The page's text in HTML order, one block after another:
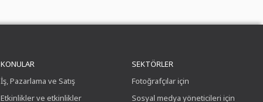
KONULAR
İş, Pazarlama ve Satış
Etkinlikler ve etkinlikler
SEKTÖRLER
Fotoğrafçılar için
Sosyal medya yöneticileri için